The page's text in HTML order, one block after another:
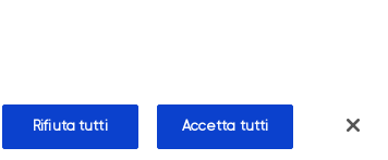
Rifiuta tutti Accetta tutti